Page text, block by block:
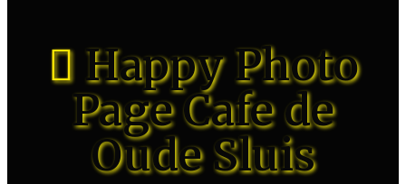
Happy Photo
Page Cafe de
Oude Sluis